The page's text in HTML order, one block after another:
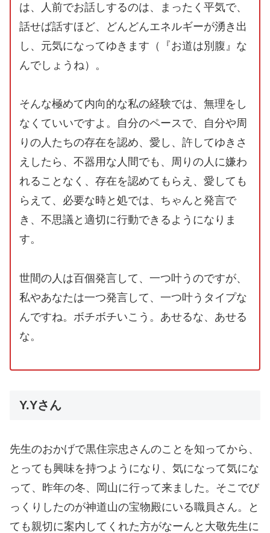
は、人前でお話しするのは、まったく平気で、
話せば話すほど、どんどんエネルギーが湧き出
し、元気になってゆきます（『お道は別腹』な
んでしょうね）。
そんな極めて内向的な私の経験では、無理をし
なくていいですよ。自分のペースで、自分や周
りの人たちの存在を認め、愛し、許してゆきさ
えしたら、不器用な人間でも、周りの人に嫌わ
れることなく、存在を認めてもらえ、愛しても
らえて、必要な時と処では、ちゃんと発言で
き、不思議と適切に行動できるようになりま
す。
世間の人は百個発言して、一つ叶うのですが、
私やあなたは一つ発言して、一つ叶うタイプな
んですね。ボチボチいこう。あせるな、あせる
な。
Y.Yさん
先生のおかげで黒住宗忠さんのことを知ってから、
とっても興味を持つようになり、気になって気にな
って、昨年の冬、岡山に行って来ました。そこでび
っくりしたのが神道山の宝物殿にいる職員さん。と
ても親切に案内してくれた方がなーんと大敬先生に